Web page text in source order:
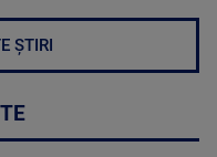
ȘTIRI